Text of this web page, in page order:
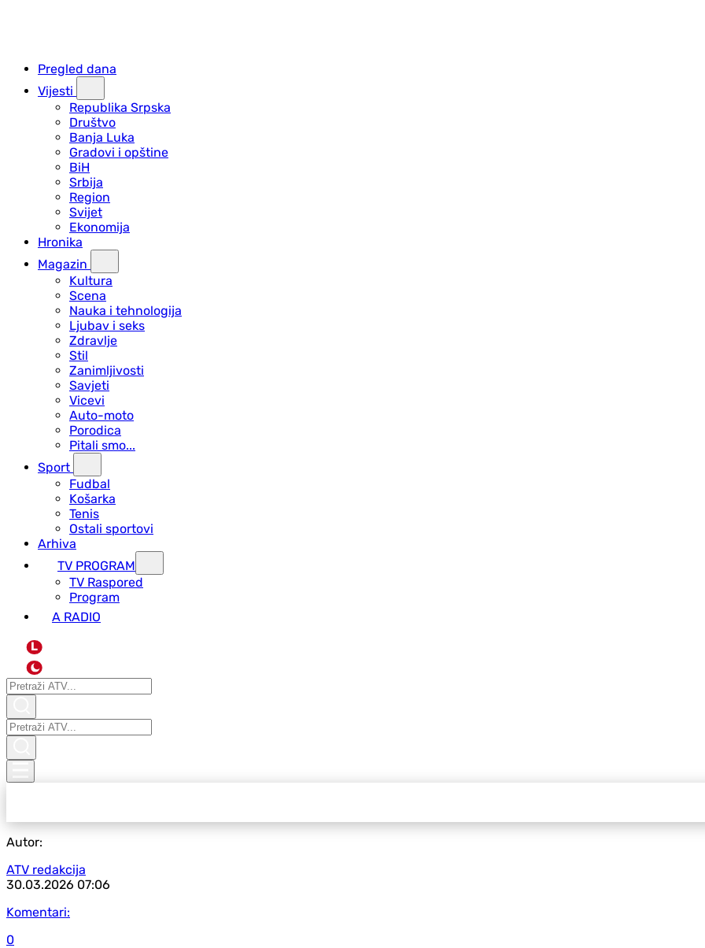
Pregled dana
Vijesti
Republika Srpska
Društvo
Banja Luka
Gradovi i opštine
BiH
Srbija
Region
Svijet
Ekonomija
Hronika
Magazin
Kultura
Scena
Nauka i tehnologija
Ljubav i seks
Zdravlje
Stil
Zanimljivosti
Savjeti
Vicevi
Auto-moto
Porodica
Pitali smo...
Sport
Fudbal
Košarka
Tenis
Ostali sportovi
Arhiva
TV PROGRAM
ТV Raspored
Program
A RADIO
L
Autor:
ATV redakcija
30.03.2026 07:06
Komentari:
0